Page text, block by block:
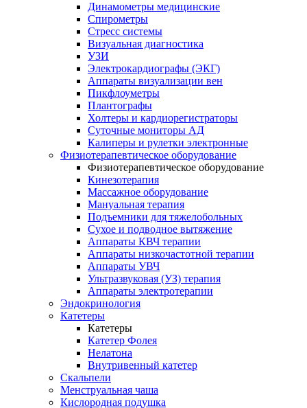
Динамометры медицинские
Спирометры
Стресс системы
Визуальная диагностика
УЗИ
Электрокардиографы (ЭКГ)
Аппараты визуализации вен
Пикфлоуметры
Плантографы
Холтеры и кардиорегистраторы
Суточные мониторы АД
Калиперы и рулетки электронные
Физиотерапевтическое оборудование
Физиотерапевтическое оборудование
Кинезотерапия
Массажное оборудование
Мануальная терапия
Подъемники для тяжелобольных
Сухое и подводное вытяжение
Аппараты КВЧ терапии
Аппараты низкочастотной терапии
Аппараты УВЧ
Ультразвуковая (УЗ) терапия
Аппараты электротерапии
Эндокринология
Катетеры
Катетеры
Катетер Фолея
Нелатона
Внутривенный катетер
Скальпели
Менструальная чаша
Кислородная подушка